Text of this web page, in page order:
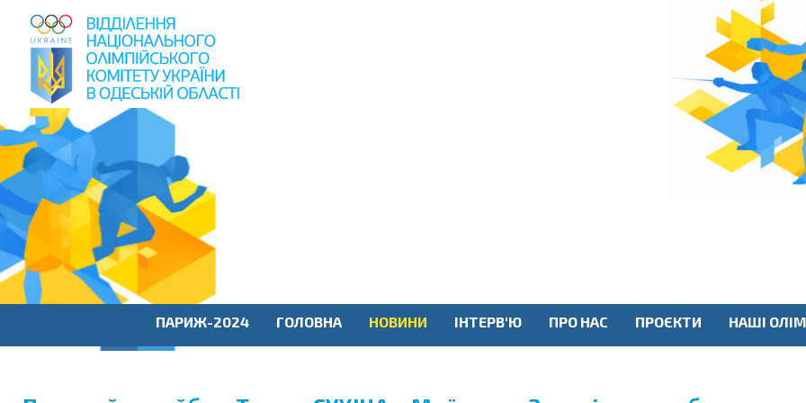
пошук
по
сайту
ПАРИЖ-2024 ГОЛОВНА НОВИНИ ІНТЕРВ'Ю ПРО НАС ПРОЄКТИ НАШІ